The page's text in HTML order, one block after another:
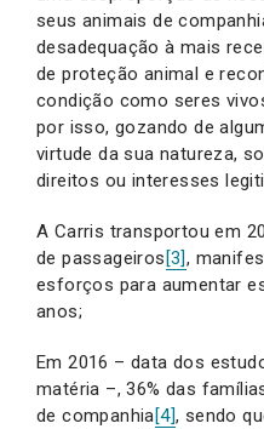
seus animais de
desadequação à mais
de proteção animal e
condição como seres
por isso, gozando de
virtude da sua natureza,
direitos ou interesses
A Carris transportou em
de passageiros [3],
esforços para aumentar
anos;
Em 2016 – data dos
matéria –, 36% das
de companhia[4], sendo